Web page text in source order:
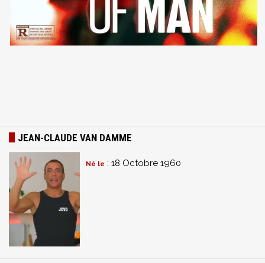
JEAN-CLAUDE VAN DAMME
Né le : 18 Octobre 1960